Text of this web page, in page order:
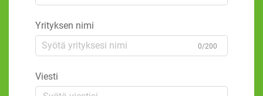
Yrityksen nimi
0/200
Viesti